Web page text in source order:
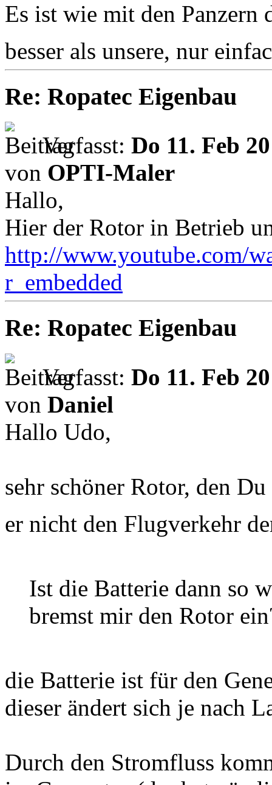
Es ist wie mit den Panzern
besser als unsere, nur
Re: Ropatec Eigenbau
Verfasst: Do 11. Feb
von OPTI-Maler
Hallo,
Hier der Rotor in Betrieb
http://www.youtube.com/
r_embedded
Re: Ropatec Eigenbau
Verfasst: Do 11. Feb
von Daniel
Hallo Udo,
sehr schöner Rotor, den
er nicht den Flugverkehr
Ist die Batterie dann so
bremst mir den Rotor
die Batterie ist für den
dieser ändert sich je nach
Durch den Stromfluss